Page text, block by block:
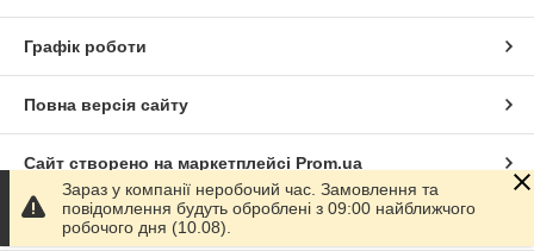
Графік роботи
Повна версія сайту
Сайт створено на маркетплейсі Prom.ua
Політика конфіденційності
Зараз у компанії неробочий час. Замовлення та
повідомлення будуть оброблені з 09:00 найближчого
робочого дня (10.08).